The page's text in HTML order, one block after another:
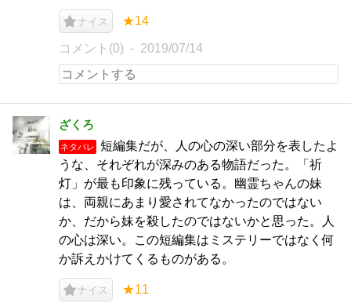
ナイス ★14
コメント(0) 2019/07/14
ざくろ
ネタバレ
短編集だが、人の心の深い部分を表したよ
うな、それぞれが深みのある物語だった。「祈
灯」が最も印象に残っている。幽霊ちゃんの妹
は、両親にあまり愛されてなかったのではない
か、だから妹を殺したのではないかと思った。人
の心は深い。この短編集はミステリーではなく何
か訴えかけてくるものがある。
ナイス ★11